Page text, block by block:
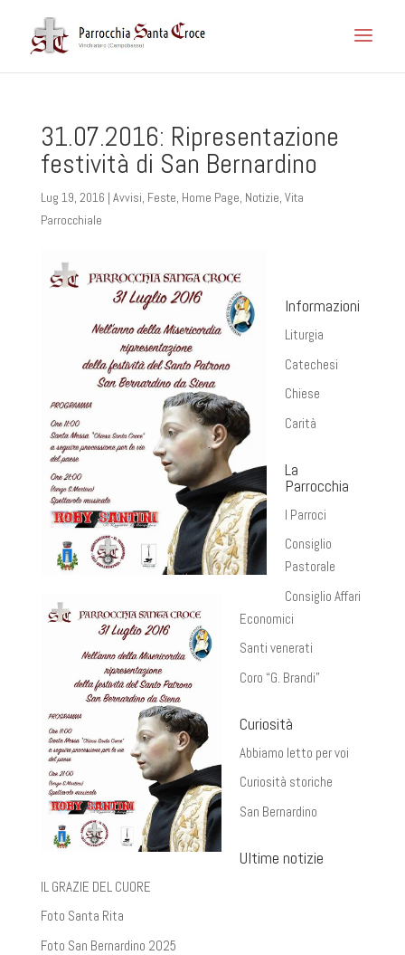
31.07.2016: Ripresentazione
festività di San Bernardino
Lug 19, 2016 | Avvisi, Feste, Home Page, Notizie, Vita
Parrocchiale
Informazioni
Liturgia
Catechesi
Chiese
Carità
La
Parrocchia
I Parroci
Consiglio
Pastorale
Consiglio Affari
Economici
Santi venerati
Coro “G. Brandi”
Curiosità
Abbiamo letto per voi
Curiosità storiche
San Bernardino
Ultime notizie
IL GRAZIE DEL CUORE
Foto Santa Rita
Foto San Bernardino 2025